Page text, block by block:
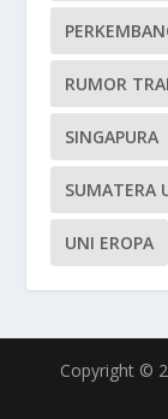
RUMOR
SINGAPURA
SUMATERA
UNI EROPA
Copyright ©